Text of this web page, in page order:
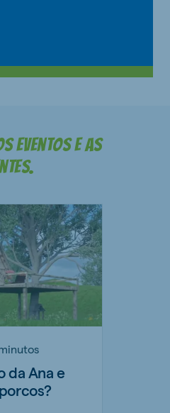
eventos e as
da Ana e